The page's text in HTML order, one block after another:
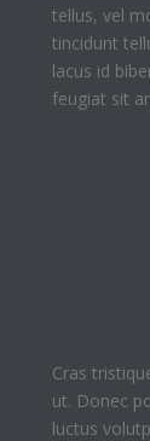
tellus, vel
tincidunt
lacus id
feugiat sit
Cras
ut. Donec
luctus